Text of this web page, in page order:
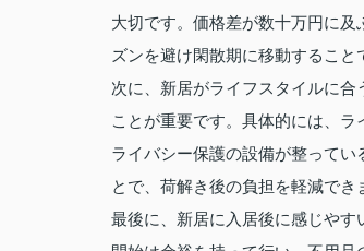
大切です。価格差が数十万円に
ズンを避け閑散期に移動すること
次に、新居がライフスタイルに
ことが重要です。具体的には、
ライバシー保護の設備が整って
とで、荷解き後の負担を軽減でき
最後に、新居に入居後に感じや